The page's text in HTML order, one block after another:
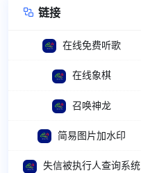
 链接
在线免费听歌
在线象棋
召唤神龙
简易图片加水印
失信被执行人查询系统